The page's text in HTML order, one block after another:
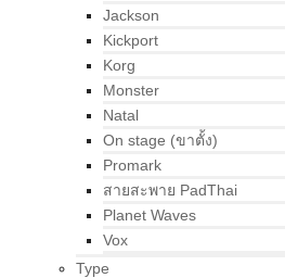
Jackson
Kickport
Korg
Monster
Natal
On stage (ขาตั้ง)
Promark
สายสะพาย PadThai
Planet Waves
Vox
Type